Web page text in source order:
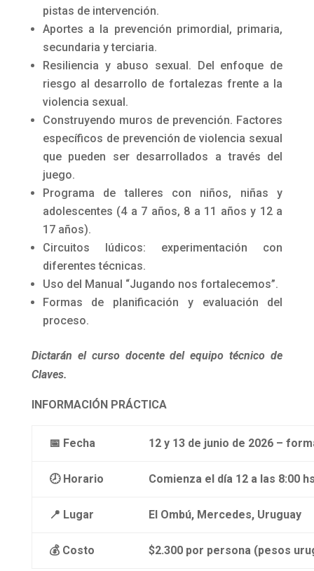
pistas de intervención.
Aportes a la prevención primordial, primaria,
secundaria y terciaria.
Resiliencia y abuso sexual. Del enfoque de
riesgo al desarrollo de fortalezas frente a la
violencia sexual.
Construyendo muros de prevención. Factores
específicos de prevención de violencia sexual
que pueden ser desarrollados a través del
juego.
Programa de talleres con niños, niñas y
adolescentes (4 a 7 años, 8 a 11 años y 12 a
17 años).
Circuitos lúdicos: experimentación con
diferentes técnicas.
Uso del Manual “Jugando nos fortalecemos”.
Formas de planificación y evaluación del
proceso.
Dictarán el curso docente del equipo técnico de
Claves.
INFORMACIÓN PRÁCTICA
📅 Fecha 12 y 13 de junio de 2026 –
🕗 Horario Comienza el día 12 a las 8:00
📍 Lugar El Ombú, Mercedes, Uruguay
💰 Costo $2.300 por persona (pesos